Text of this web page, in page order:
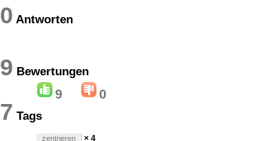
0 Antworten
9 Bewertungen
9 0
7 Tags
zentrieren × 4